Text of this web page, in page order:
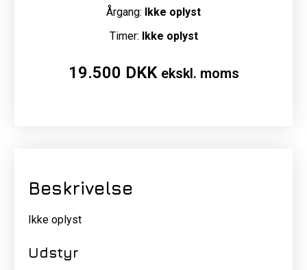
Årgang: Ikke oplyst
Timer: Ikke oplyst
19.500 DKK ekskl. moms
Beskrivelse
Ikke oplyst
Udstyr